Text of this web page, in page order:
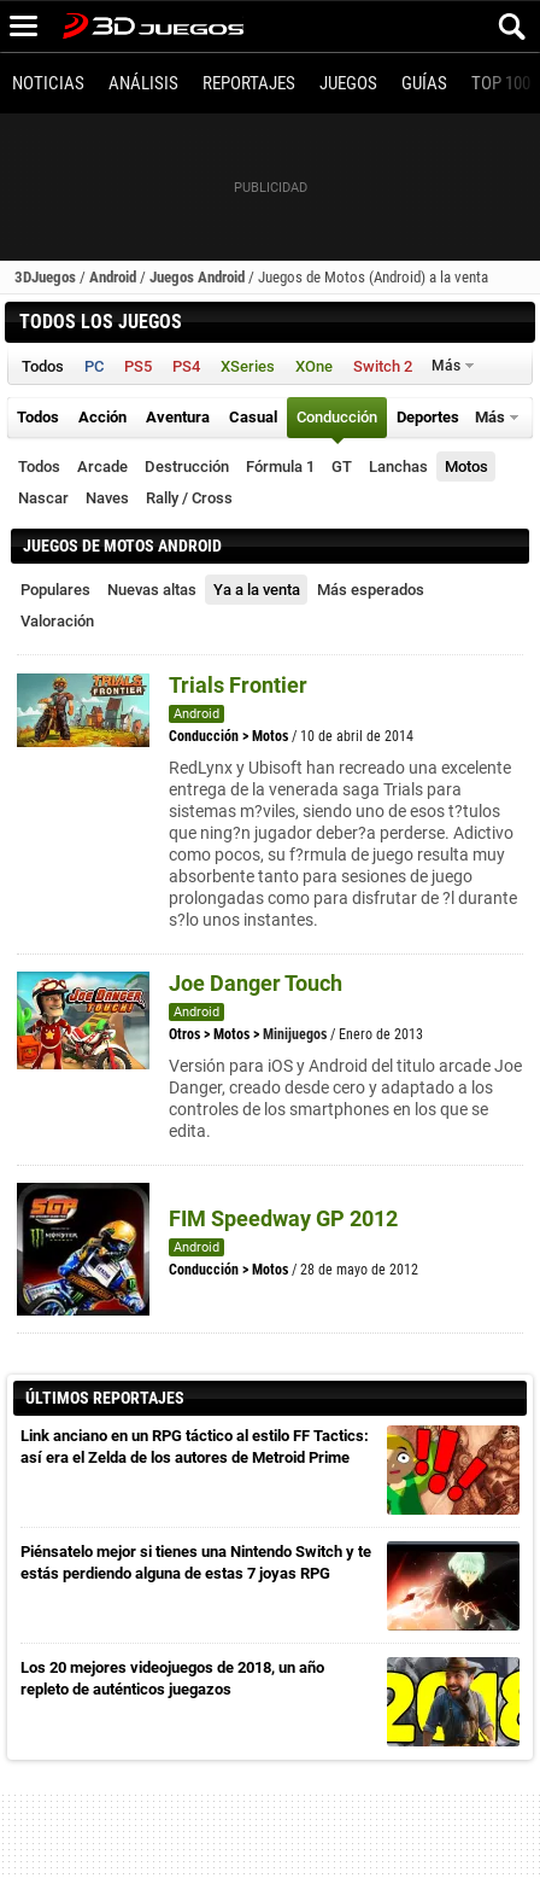
NOTICIAS ANÁLISIS REPORTAJES JUEGOS GUÍAS TOP 100
3DJuegos / Android / Juegos Android / Juegos de Motos (Android) a la venta
TODOS LOS JUEGOS
Todos PC PS5 PS4 XSeries XOne Switch 2 Más
Todos Acción Aventura Casual Conducción Deportes Más
Todos Arcade Destrucción Fórmula 1 GT Lanchas
Motos
Nascar
Naves Rally / Cross
JUEGOS DE MOTOS ANDROID
Populares Nuevas altas Ya a la venta
Más esperados
Valoración
Trials Frontier
Android
Conducción > Motos / 10 de abril de 2014
RedLynx y Ubisoft han recreado una excelente
entrega de la venerada saga Trials para
sistemas m?viles, siendo uno de esos t?tulos
que ning?n jugador deber?a perderse. Adictivo
como pocos, su f?rmula de juego resulta muy
absorbente tanto para sesiones de juego
prolongadas como para disfrutar de ?l durante
s?lo unos instantes.
Joe Danger Touch
Android
Otros > Motos > Minijuegos / Enero de 2013
Versión para iOS y Android del titulo arcade Joe
Danger, creado desde cero y adaptado a los
controles de los smartphones en los que se
edita.
FIM Speedway GP 2012
Android
Conducción > Motos / 28 de mayo de 2012
ÚLTIMOS REPORTAJES
Link anciano en un RPG táctico al estilo FF Tactics:
así era el Zelda de los autores de Metroid Prime
Piénsatelo mejor si tienes una Nintendo Switch y te
estás perdiendo alguna de estas 7 joyas RPG
Los 20 mejores videojuegos de 2018, un año
repleto de auténticos juegazos